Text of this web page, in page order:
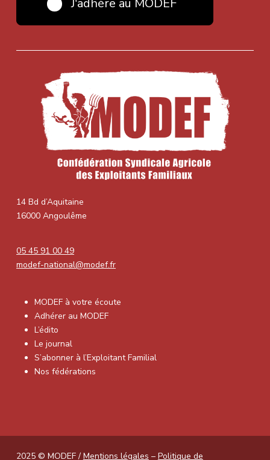
14 Bd d’Aquitaine
16000 Angoulême
05 45 91 00 49
modef-national@modef.fr
MODEF à votre écoute
Adhérer au MODEF
L’édito
Le journal
S’abonner à l’Exploitant Familial
Nos fédérations
2025 © MODEF / Mentions légales – Politique de